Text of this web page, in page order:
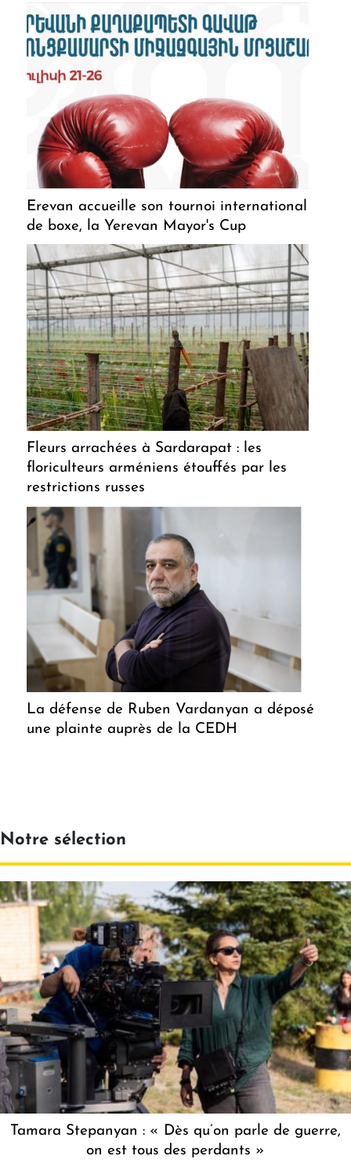
Erevan accueille son tournoi international
de boxe, la Yerevan Mayor's Cup
Fleurs arrachées à Sardarapat : les
floriculteurs arméniens étouffés par les
restrictions russes
La défense de Ruben Vardanyan a déposé
une plainte auprès de la CEDH
Notre sélection
Tamara Stepanyan : « Dès qu’on parle de guerre,
on est tous des perdants »